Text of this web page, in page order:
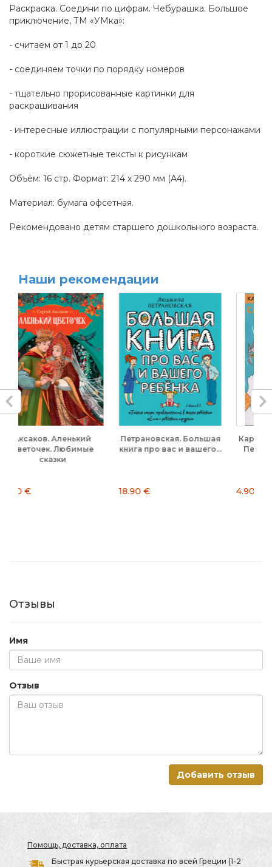
Раскраска. Соедини по цифрам. Чебурашка. Большое
приключение, ТМ «УМка»:
- считаем от 1 до 20
- соединяем точки по порядку номеров
- тщательно прорисованные картинки для
раскрашивания
- интересные иллюстрации с популярными персонажами
- короткие сюжетные тексты к рисункам
Объём: 16 стр. Формат: 214 х 290 мм (А4).
Материал: бумага офсетная.
Рекомендовано детям старшего дошкольного возраста.
Наши рекомендации
Петрановская. Большая
книга про вас и вашего...
Карта-раскраска Санкт-
Петербург. Раскрой...
Отзывы
Имя
Отзыв
Добавить отзыв
Помощь, доставка, оплата
Быстрая курьерская доставка по всей Греции (1-2